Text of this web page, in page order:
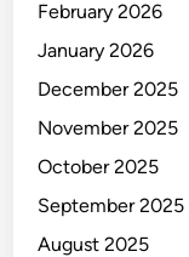
February 2026
January 2026
December 2025
November 2025
October 2025
September 2025
August 2025